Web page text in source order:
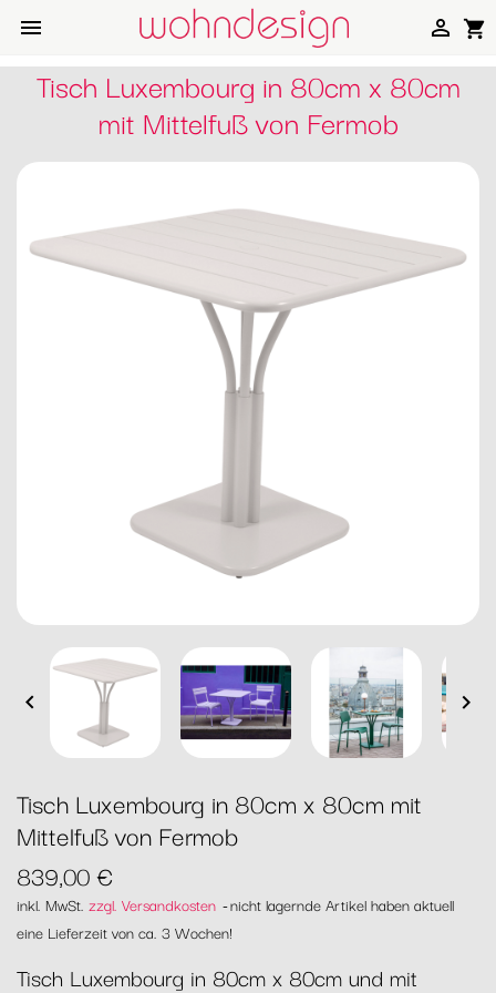
 shopping_cart

Tisch Luxembourg in 80cm x 80cm
mit Mittelfuß von Fermob
 
Tisch Luxembourg in 80cm x 80cm mit
Mittelfuß von Fermob
839,00 €
inkl. MwSt. zzgl. Versandkosten nicht lagernde Artikel haben aktuell
eine Lieferzeit von ca. 3 Wochen!
Tisch Luxembourg in 80cm x 80cm und mit